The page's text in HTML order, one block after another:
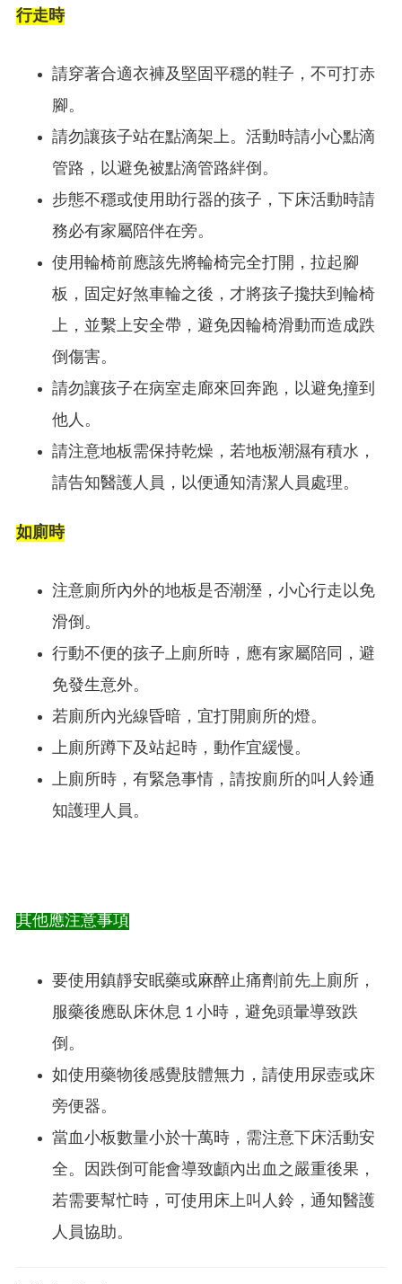
行走時
請穿著合適衣褲及堅固平穩的鞋子，不可打赤
腳。
請勿讓孩子站在點滴架上。活動時請小心點滴
管路，以避免被點滴管路絆倒。
步態不穩或使用助行器的孩子，下床活動時請
務必有家屬陪伴在旁。
使用輪椅前應該先將輪椅完全打開，拉起腳
板，固定好煞車輪之後，才將孩子攙扶到輪椅
上，並繫上安全帶，避免因輪椅滑動而造成跌
倒傷害。
請勿讓孩子在病室走廊來回奔跑，以避免撞到
他人。
請注意地板需保持乾燥，若地板潮濕有積水，
請告知醫護人員，以便通知清潔人員處理。
如廁時
注意廁所內外的地板是否潮溼，小心行走以免
滑倒。
行動不便的孩子上廁所時，應有家屬陪同，避
免發生意外。
若廁所內光線昏暗，宜打開廁所的燈。
上廁所蹲下及站起時，動作宜緩慢。
上廁所時，有緊急事情，請按廁所的叫人鈴通
知護理人員。
其他應注意事項
要使用鎮靜安眠藥或麻醉止痛劑前先上廁所，
服藥後應臥床休息 1 小時，避免頭暈導致跌
倒。
如使用藥物後感覺肢體無力，請使用尿壺或床
旁便器。
當血小板數量小於十萬時，需注意下床活動安
全。因跌倒可能會導致顱內出血之嚴重後果，
若需要幫忙時，可使用床上叫人鈴，通知醫護
人員協助。